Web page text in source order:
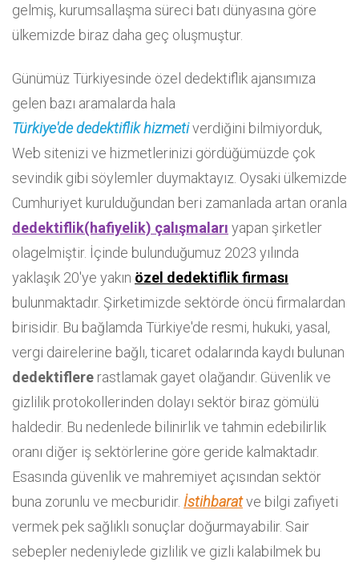
gelmiş, kurumsallaşma süreci batı dünyasına göre
ülkemizde biraz daha geç oluşmuştur.
Günümüz Türkiyesinde özel dedektiflik ajansımıza
gelen bazı aramalarda hala
Türkiye'de dedektiflik hizmetiverdiğini bilmiyorduk,
Web sitenizi ve hizmetlerinizi gördüğümüzde çok
sevindik gibi söylemler duymaktayız. Oysaki ülkemizde
Cumhuriyet kurulduğundan beri zamanlada artan oranla
dedektiflik(hafiyelik) çalışmaları yapan şirketler
olagelmiştir. İçinde bulunduğumuz 2023 yılında
yaklaşık 20'ye yakın özel dedektiflik firması
bulunmaktadır. Şirketimizde sektörde öncü firmalardan
birisidir. Bu bağlamda Türkiye'de resmi, hukuki, yasal,
vergi dairelerine bağlı, ticaret odalarında kaydı bulunan
dedektiflere rastlamak gayet olağandır. Güvenlik ve
gizlilik protokollerinden dolayı sektör biraz gömülü
haldedir. Bu nedenlede bilinirlik ve tahmin edebilirlik
oranı diğer iş sektörlerine göre geride kalmaktadır.
Esasında güvenlik ve mahremiyet açısından sektör
buna zorunlu ve mecburidir. İstihbaratve bilgi zafiyeti
vermek pek sağlıklı sonuçlar doğurmayabilir. Sair
sebepler nedeniylede gizlilik ve gizli kalabilmek bu